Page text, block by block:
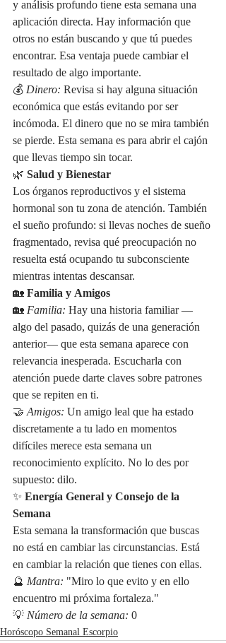
y análisis profundo tiene esta semana una
aplicación directa. Hay información que
otros no están buscando y que tú puedes
encontrar. Esa ventaja puede cambiar el
resultado de algo importante.
💰 Dinero: Revisa si hay alguna situación
económica que estás evitando por ser
incómoda. El dinero que no se mira también
se pierde. Esta semana es para abrir el cajón
que llevas tiempo sin tocar.
🌿 Salud y Bienestar
Los órganos reproductivos y el sistema
hormonal son tu zona de atención. También
el sueño profundo: si llevas noches de sueño
fragmentado, revisa qué preocupación no
resuelta está ocupando tu subconsciente
mientras intentas descansar.
🏡 Familia y Amigos
🏡 Familia: Hay una historia familiar —
algo del pasado, quizás de una generación
anterior— que esta semana aparece con
relevancia inesperada. Escucharla con
atención puede darte claves sobre patrones
que se repiten en ti.
🤝 Amigos: Un amigo leal que ha estado
discretamente a tu lado en momentos
difíciles merece esta semana un
reconocimiento explícito. No lo des por
supuesto: dilo.
✨ Energía General y Consejo de la
Semana
Esta semana la transformación que buscas
no está en cambiar las circunstancias. Está
en cambiar la relación que tienes con ellas.
🔮 Mantra: "Miro lo que evito y en ello
encuentro mi próxima fortaleza."
💡 Número de la semana: 0
Horóscopo Semanal Escorpio